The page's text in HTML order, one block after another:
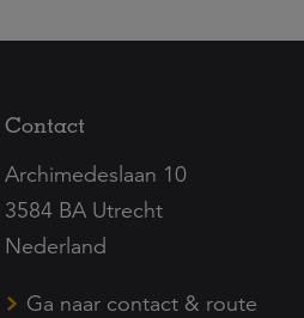
Contact
Archimedeslaan 10
3584 BA Utrecht
Nederland
Ga naar contact & route